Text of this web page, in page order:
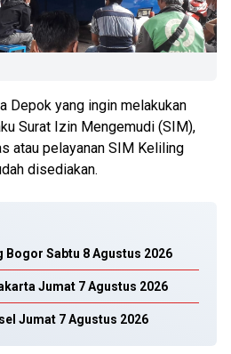
Depok yang ingin melakukan
Surat Izin Mengemudi (SIM),
atau pelayanan SIM Keliling
disediakan.
Bogor Sabtu 8 Agustus 2026
Jumat 7 Agustus 2026
Jumat 7 Agustus 2026